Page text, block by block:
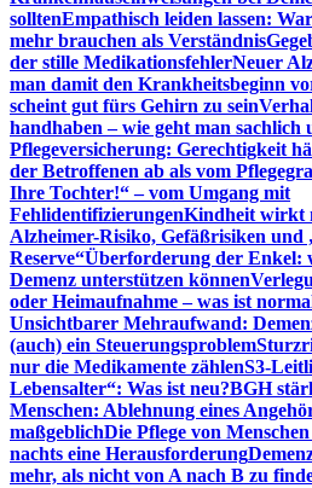
solltenEmpathisch leiden lassen:
mehr brauchen als Verständnis
der stille MedikationsfehlerNeuer
man damit den Krankheitsbeginn
scheint gut fürs Gehirn zu sein
handhaben – wie geht man
Pflegeversicherung: Gerechtigkeit
der Betroffenen ab als vom
Ihre Tochter!“ – vom Umgang mit
FehlidentifizierungenKindheit wirkt
Alzheimer-Risiko, Gefäßrisiken und
Reserve“Überforderung der Enkel:
Demenz unterstützen können
oder Heimaufnahme – was ist
Unsichtbarer Mehraufwand:
(auch) ein Steuerungsproblem
nur die Medikamente zählenS3-
Lebensalter“: Was ist neu?BGH
Menschen: Ablehnung eines
maßgeblichDie Pflege von
nachts eine Herausforderung
mehr, als nicht von A nach B zu